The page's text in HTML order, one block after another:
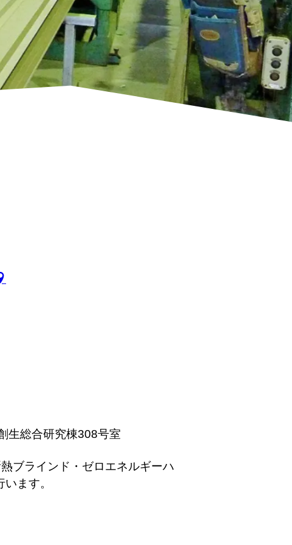
生総合研究棟308号室
ブラインド・ゼロエネルギーハ
ます。